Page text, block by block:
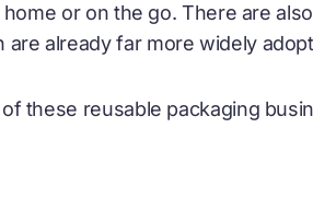
or on the go. There are
are already far more widely
these reusable packaging